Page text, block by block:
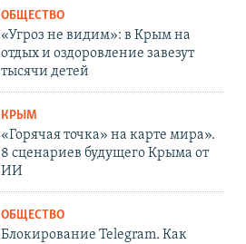
ОБЩЕСТВО
«Угроз не видим»: в Крым на
отдых и оздоровление завезут
тысячи детей
КРЫМ
«Горячая точка» на карте мира».
8 сценариев будущего Крыма от
ИИ
ОБЩЕСТВО
Блокирование Telegram. Как